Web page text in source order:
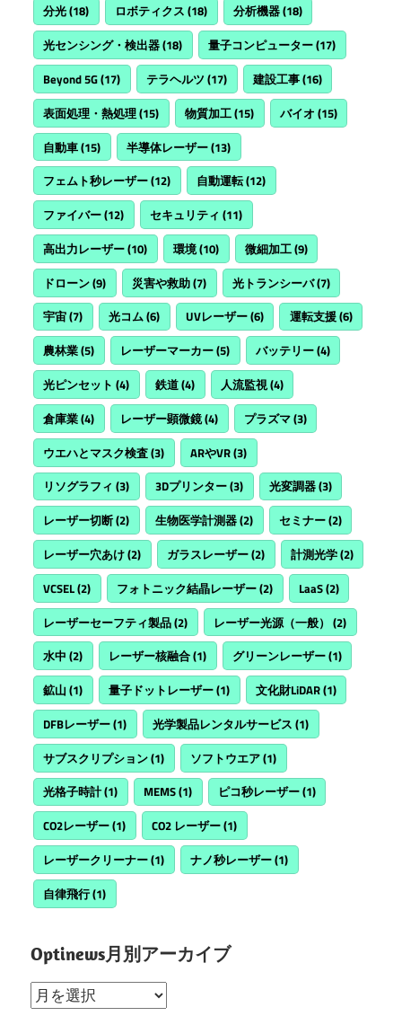
分光(18) ロボティクス (18) 分析機器(18)
光センシング・検出器(18) 量子コンピューター(17)
Beyond 5G(17) テラヘルツ (17) 建設工事(16)
表面処理・熱処理(15) 物質加工(15) バイオ (15)
自動車(15) 半導体レーザー(13)
フェムト秒レーザー(12) 自動運転(12)
ファイバー(12) セキュリティ (11)
高出力レーザー(10) 環境(10) 微細加工(9)
ドローン(9) 災害や救助(7) 光トランシーバ(7)
宇宙(7) 光コム(6) UVレーザー(6) 運転支援(6)
農林業(5) レーザーマーカー(5) バッテリー(4)
光ピンセット (4) 鉄道(4) 人流監視(4)
倉庫業(4) レーザー顕微鏡(4) プラズマ(3)
ウエハとマスク検査(3) ARやVR(3)
リソグラフィ (3) 3Dプリンター(3) 光変調器(3)
レーザー切断(2) 生物医学計測器(2) セミナー(2)
レーザー穴あけ(2) ガラスレーザー(2) 計測光学(2)
VCSEL(2) フォトニック結晶レーザー(2) LaaS(2)
レーザーセーフティ製品(2) レーザー光源（一般） (2)
水中 (2) レーザー核融合(1) グリーンレーザー(1)
鉱山 (1) 量子ドットレーザー(1) 文化財LiDAR(1)
DFBレーザー(1) 光学製品レンタルサービス (1)
サブスクリプション(1) ソフトウエア(1)
光格子時計(1) MEMS(1) ピコ秒レーザー(1)
CO2レーザー(1) CO2 レーザー(1)
レーザークリーナー(1) ナノ秒レーザー(1)
自律飛行(1)
Optinews月別アーカイブ
Optinews